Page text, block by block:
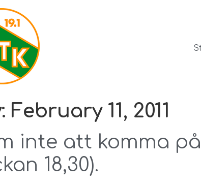
February 11, 2011
inte att komma
18,30).